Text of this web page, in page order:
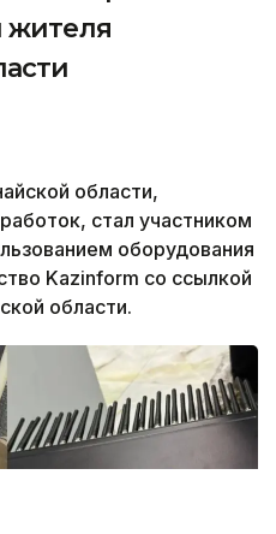
жителя
области,
стал участником
оборудования
Kazinform со ссылкой
области.